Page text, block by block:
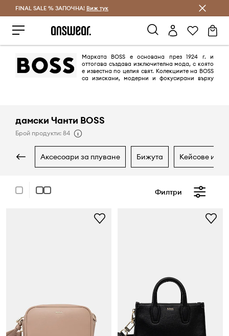
Спестявай с Answear Club
FINAL SALE % ЗАПОЧНА! Виж тук
Марката BOSS е основана през 1924 г. и
оттогава създава изключителна мода, с която
е известна по целия свят. Колекциите на BOSS
са изискани, модерни и фокусирани върху
дамски Чанти BOSS
Брой продукти: 84
аксесоари за плуване бижута кейсове и
Филтри